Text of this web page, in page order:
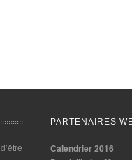
PARTENAIRES
Calendrier 2016